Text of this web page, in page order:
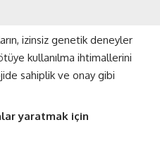
izinsiz genetik deneyler
kullanılma ihtimallerini
sahiplik ve onay gibi
yaratmak için